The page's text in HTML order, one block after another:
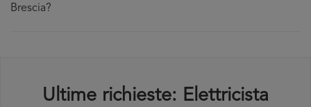
Brescia?
Ultime richieste: Elettricista